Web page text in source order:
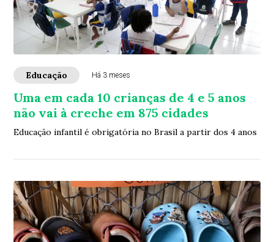
Educação Há 3 meses
Uma em cada 10 crianças de 4 e 5 anos
não vai à creche em 875 cidades
Educação infantil é obrigatória no Brasil a partir dos 4 anos